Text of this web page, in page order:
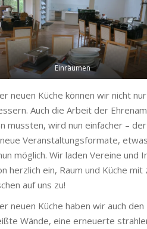
Einräumen
neuen Küche können wir nicht
Auch die Arbeit der
mussten, wird nun einfacher –
Veranstaltungsformate,
möglich. Wir laden Vereine und
herzlich ein, Raum und Küche
auf uns zu!
neuen Küche haben wir auch
Wände, eine erneuerte